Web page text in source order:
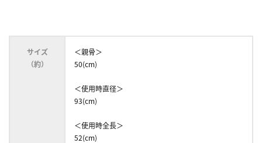
サイズ
（約）
＜親骨＞
50(cm)
＜使用時直径＞
93(cm)
＜使用時全長＞
52(cm)